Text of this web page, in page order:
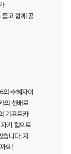
듣고 함께 공
의 수혜자이
의 선배로
기프트카
기 힘으로
니다. 지
요!